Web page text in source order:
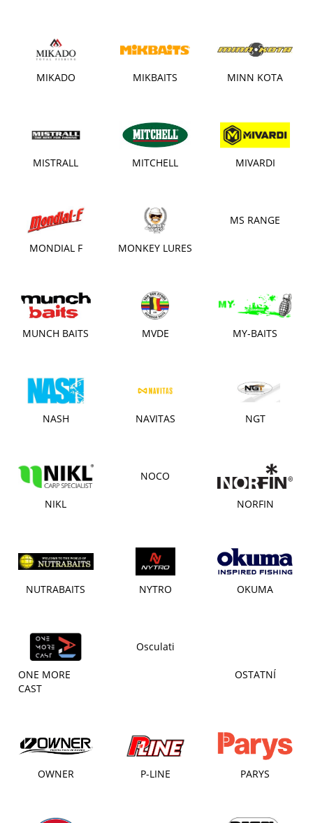
MIKADO MIKBAITS MINN KOTA
MISTRALL MITCHELL MIVARDI
MONDIAL F MONKEY LURES
MS RANGE
MUNCH BAITS MVDE MY-BAITS
NASH NAVITAS NGT
NIKL
NOCO
NORFIN
NUTRABAITS NYTRO OKUMA
ONE MORE
CAST
Osculati
OSTATNÍ
OWNER P-LINE PARYS